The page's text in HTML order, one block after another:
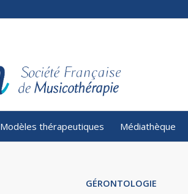
Modèles thérapeutiques Médiathèque
GÉRONTOLOGIE